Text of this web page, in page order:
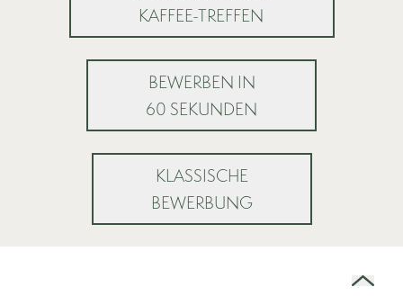
KAFFEE-TREFFEN
BEWERBEN IN
60 SEKUNDEN
KLASSISCHE
BEWERBUNG